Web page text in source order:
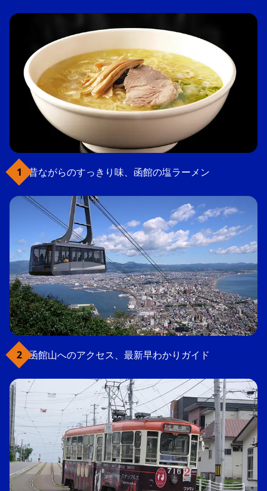
昔ながらのすっきり味、函館の塩ラーメン
函館山へのアクセス、最新早わかりガイド